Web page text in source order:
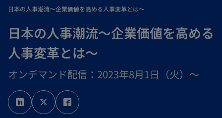
日本の人事潮流～企業価値を高める人事変革とは～
日本の人事潮流～企業価値を高める
人事変革とは～
オンデマンド配信：2023年8月1日（火）～
新
し
い
タ
新
し
い
タ
し
い